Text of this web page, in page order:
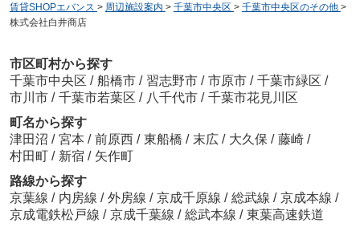
賃貸SHOPエバンス > 周辺施設案内 > 千葉市中央区 > 千葉市中央区のその他 >
株式会社白井商店
市区町村から探す
千葉市中央区 / 船橋市 / 習志野市 / 市原市 / 千葉市緑区 /
市川市 / 千葉市若葉区 / 八千代市 / 千葉市花見川区
町名から探す
津田沼 / 宮本 / 前原西 / 東船橋 / 末広 / 大久保 / 藤崎 /
村田町 / 新宿 / 矢作町
路線から探す
京葉線 / 内房線 / 外房線 / 京成千原線 / 総武線 / 京成本線 /
京成電鉄松戸線 / 京成千葉線 / 総武本線 / 東葉高速鉄道